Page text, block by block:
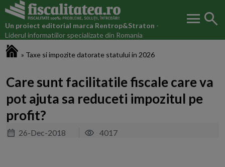
Un proiect editorial marca Rentrop&Straton -
Liderul informatiilor specializate din Romania
menu search
» Taxe si impozite datorate statului in 2026
Care sunt facilitatile fiscale care va
pot ajuta sa reduceti impozitul pe
profit?
26-Dec-2018 4017